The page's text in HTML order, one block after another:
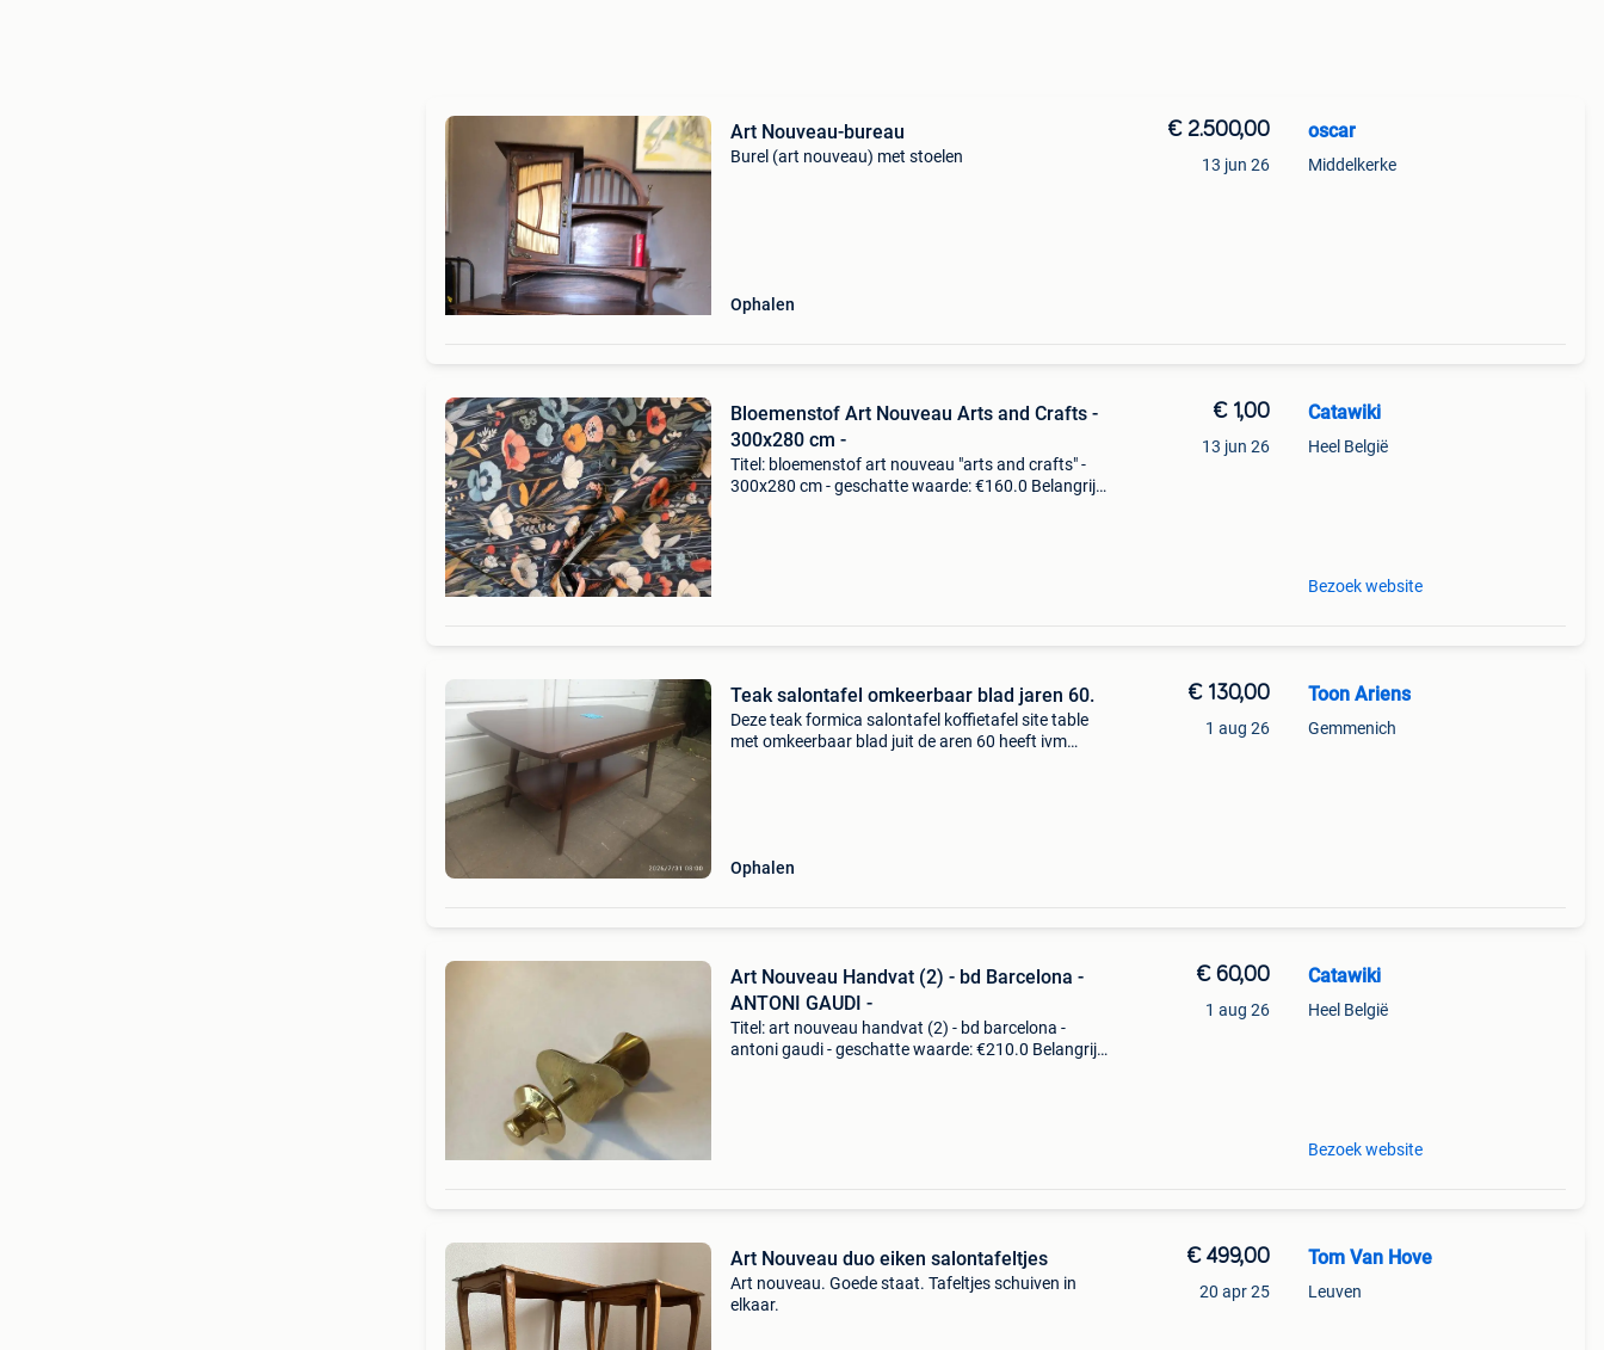
Art Nouveau-bureau
Burel (art nouveau) met stoelen
Ophalen
€ 2.500,00
13 jun 26
oscar
Middelkerke
Bloemenstof Art Nouveau Arts and Crafts -
300x280 cm -
Titel: bloemenstof art nouveau "arts and crafts" -
300x280 cm - geschatte waarde: €160.0 Belangrijk:
€ 1,00
13 jun 26
Catawiki
Heel België
Bezoek website
Teak salontafel omkeerbaar blad jaren 60.
Deze teak formica salontafel koffietafel site table
met omkeerbaar blad juit de aren 60 heeft ivm
Ophalen
€ 130,00
1 aug 26
Toon Ariens
Gemmenich
Art Nouveau Handvat (2) - bd Barcelona -
ANTONI GAUDI -
Titel: art nouveau handvat (2) - bd barcelona -
antoni gaudi - geschatte waarde: €210.0 Belangrijk:
€ 60,00
1 aug 26
Catawiki
Heel België
Bezoek website
Art Nouveau duo eiken salontafeltjes
Art nouveau. Goede staat. Tafeltjes schuiven in
elkaar.
€ 499,00
20 apr 25
Tom Van Hove
Leuven